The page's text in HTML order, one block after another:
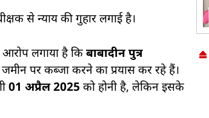
से न्याय की गुहार लगाई है।
आरोप लगाया है किबाबादीन पुत्र
पर कब्जा करने का प्रयास कर रहे हैं।
01 अप्रैल 2025 को होनी है, लेकिन इसके